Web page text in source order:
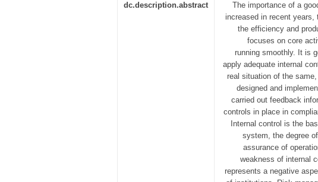
dc.description.abstract
The importance of a
increased in recent
the efficiency and
focuses on core
running smoothly. It is
apply adequate internal
real situation of the
designed and
carried out feedback
controls in place in
Internal control is the
system, the degree
assurance of
weakness of internal
represents a negative